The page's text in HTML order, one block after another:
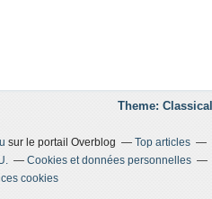
Theme:
sur le portail Overblog
Top articles
Cookies et données personnelles
cookies